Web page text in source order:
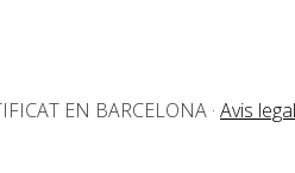
EN BARCELONA · Avis legal